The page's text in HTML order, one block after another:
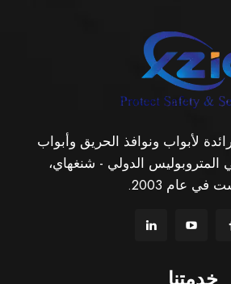
لأبواب ونوافذ الحريق وأبواب
الدولي - شنغهاي،
في عام 2003.